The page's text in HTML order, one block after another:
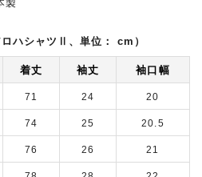
製
ハシャツⅡ、単位： cm）
着丈 袖丈 袖口幅
71 24 20
74 25 20.5
76 26 21